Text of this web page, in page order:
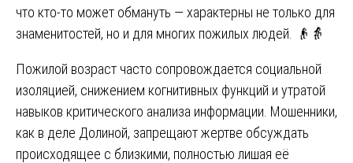
что кто-то может обмануть — характерны не только для
знаменитостей, но и для многих пожилых людей. 👴👵
Пожилой возраст часто сопровождается социальной
изоляцией, снижением когнитивных функций и утратой
навыков критического анализа информации. Мошенники,
как в деле Долиной, запрещают жертве обсуждать
происходящее с близкими, полностью лишая её